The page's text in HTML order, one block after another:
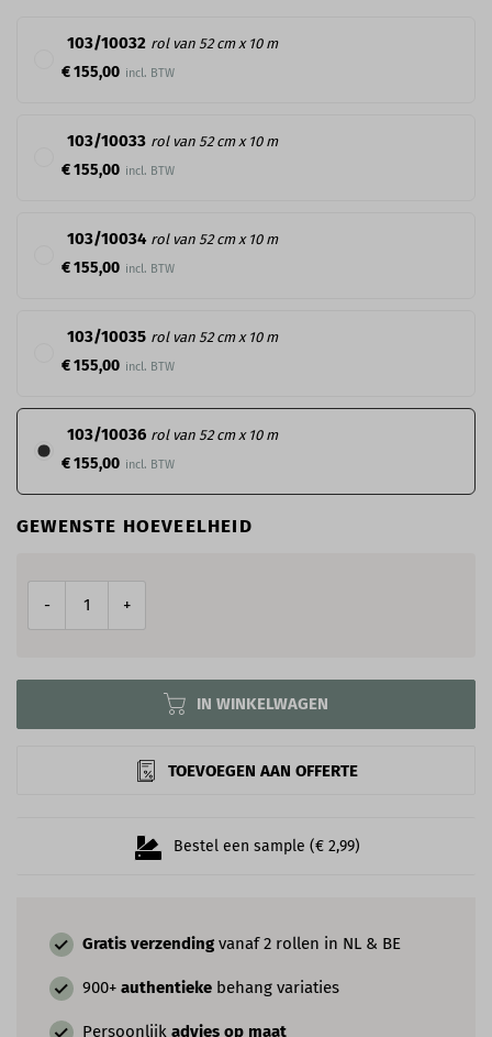
Gratis verzending vanaf 2 rollen in NL & BE
900+ authentieke behang variaties
Persoonlijk advies op maat
103/10032 rol van 52 cm x 10 m
€ 155,00
103/10033 rol van 52 cm x 10 m
€ 155,00
103/10034 rol van 52 cm x 10 m
€ 155,00
103/10035 rol van 52 cm x 10 m
€ 155,00
103/10036 rol van 52 cm x 10 m
€ 155,00
Bestel een sample (€ 2,99)
GEWENSTE HOEVEELHEID
- +
IN WINKELWAGEN
TOEVOEGEN AAN OFFERTE